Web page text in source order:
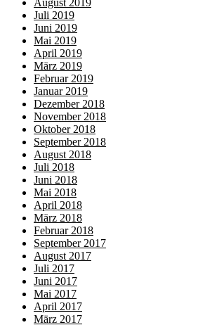
Juli 2019
Juni 2019
Mai 2019
April 2019
März 2019
Februar 2019
Januar 2019
Dezember 2018
November 2018
Oktober 2018
September 2018
August 2018
Juli 2018
Juni 2018
Mai 2018
April 2018
März 2018
Februar 2018
September 2017
August 2017
Juli 2017
Juni 2017
Mai 2017
April 2017
März 2017